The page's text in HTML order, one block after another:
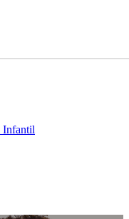
Infantil